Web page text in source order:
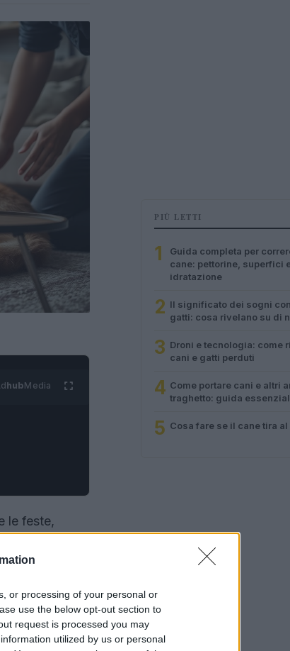
or processing of your personal or
use the below opt-out section to
request is processed you may
utilized by us or personal
hubMedia
le feste,
la
il
alla
PIÙ LETTI
1
Guida completa per
cane: pettorine, superfici
idratazione
2 Il significato dei sogni
gatti: cosa rivelano su di
3 Droni e tecnologia: come
cani e gatti perduti
4 Come portare cani e altri
traghetto: guida
5 Cosa fare se il cane tira